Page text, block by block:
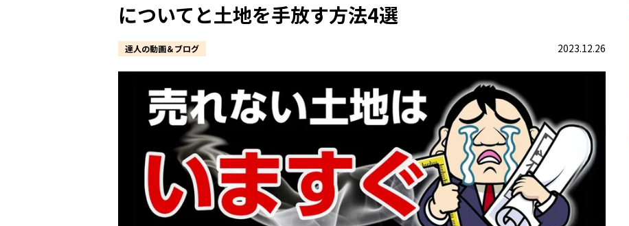
についてと土地を手放す方法4選
達人の動画＆ブログ 2023.12.26